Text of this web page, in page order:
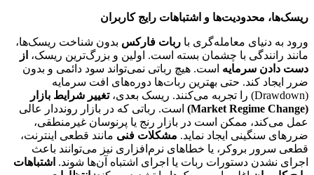
ریسک‌ها، محدودیت‌ها و اشتباهات رایج کاربران
ورود به دنیای معامله‌گری با ربات فارکس بدون شناخت ریسک‌ها،
مانند رانندگی با چشمان بسته است. اولین و بزرگ‌ترین ریسک، از
دست دادن سرمایه است. هیچ رباتی نمی‌تواند سود دائمی و بدون
ضرر ایجاد کند. حتی بهترین ربات‌ها دوره‌های افت سرمایه
(Drawdown) را تجربه می‌کنند. ریسک بعدی،
تغییر شرایط بازار
(Market Regime Change)
است. رباتی که در بازار رونددار عالی
عمل می‌کند، ممکن است در بازار رنج یا پرنوسان غیرمنطقی،
ضررهای سنگینی ایجاد نماید. مشکلات فنی مانند قطعی اینترنت،
قطعی سرور بروکر، یا خطاهای نرم‌افزاری نیز می‌توانند باعث
اجرای نشدن دستورات ربات یا اجرای اشتباه آن‌ها شوند. اشتباهات